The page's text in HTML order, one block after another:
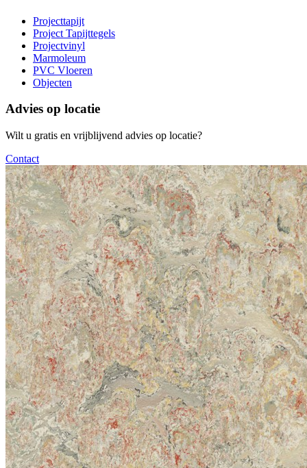
Projecttapijt
Project Tapijttegels
Projectvinyl
Marmoleum
PVC Vloeren
Objecten
Advies op locatie
Wilt u gratis en vrijblijvend advies op locatie?
Contact